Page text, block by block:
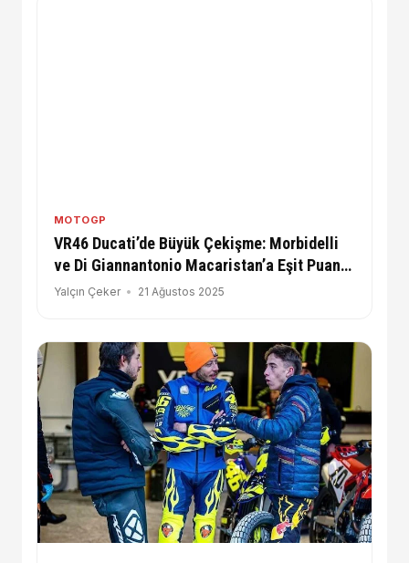
MOTOGP
VR46 Ducati’de Büyük Çekişme: Morbidelli
ve Di Giannantonio Macaristan’a Eşit Puanla
Geliyor
Yalçın Çeker 21 Ağustos 2025